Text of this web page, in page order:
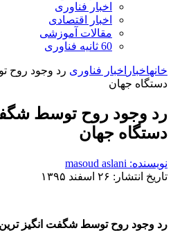
اخبار فناوری
اخبار اقتصادی
مقالات آموزشی
60 ثانیه فناوری
خانهاخبار اخبار فناوری رد وجود روح
دستگاه جهان
رد وجود روح توسط
دستگاه جهان
نویسنده: masoud aslani
تاریخ انتشار: ۲۶ اسفند ۱۳۹۵
رد وجود روح توسط شگفت انگیز